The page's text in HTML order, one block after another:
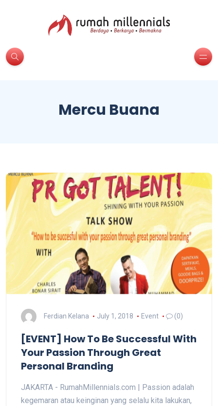
Mercu Buana
Ferdian Kelana July 1, 2018 Event (0)
[EVENT] How To Be Successful With
Your Passion Through Great
Personal Branding
JAKARTA - RumahMillennials.com | Passion adalah
kegemaran atau keinginan yang selalu kita lakukan,